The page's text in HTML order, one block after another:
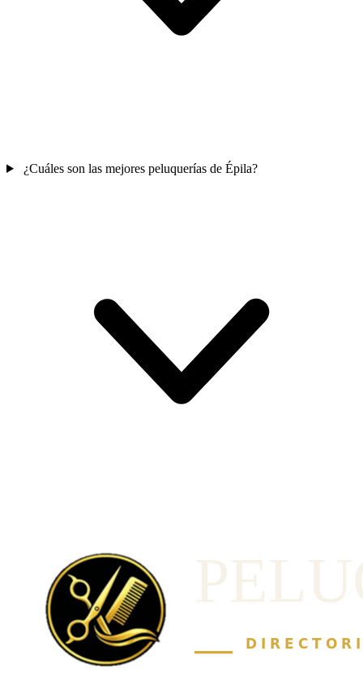
¿Cuáles son las mejores peluquerías de Épila?